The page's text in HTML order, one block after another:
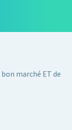
marché ET de